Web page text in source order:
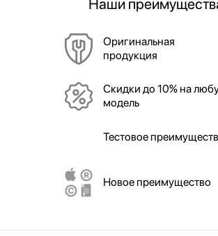
Наши
Оригинальная
продукция
Скидки до 10% на
модель
Тестовое
Новое преимущество